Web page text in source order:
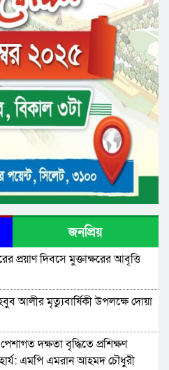
জনপ্রিয়
প্রয়াণ দিবসে মুক্তাক্ষরের আবৃত্তি
আলীর মৃত্যুবার্ষিকী উপলক্ষে দোয়া
দক্ষতা বৃদ্ধিতে প্রশিক্ষণ
এমপি এমরান আহমদ চৌধুরী